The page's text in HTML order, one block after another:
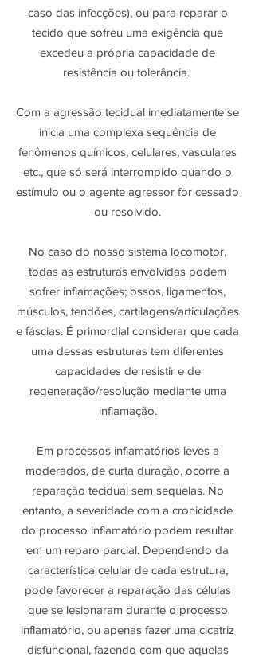
caso das infecções), ou para reparar o
tecido que sofreu uma exigência que
excedeu a própria capacidade de
resistência ou tolerância.
Com a agressão tecidual imediatamente se
inicia uma complexa sequência de
fenômenos químicos, celulares, vasculares
etc., que só será interrompido quando o
estímulo ou o agente agressor for cessado
ou resolvido.
No caso do nosso sistema locomotor,
todas as estruturas envolvidas podem
sofrer inflamações; ossos, ligamentos,
músculos, tendões, cartilagens/articulações
e fáscias. É primordial considerar que cada
uma dessas estruturas tem diferentes
capacidades de resistir e de
regeneração/resolução mediante uma
inflamação.
Em processos inflamatórios leves a
moderados, de curta duração, ocorre a
reparação tecidual sem sequelas. No
entanto, a severidade com a cronicidade
do processo inflamatório podem resultar
em um reparo parcial. Dependendo da
característica celular de cada estrutura,
pode favorecer a reparação das células
que se lesionaram durante o processo
inflamatório, ou apenas fazer uma cicatriz
disfuncional, fazendo com que aquelas